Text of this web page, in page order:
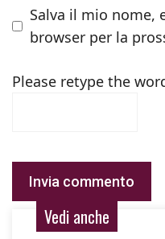
Salva il mio nome,
browser per la
Please retype the
Vedi anche